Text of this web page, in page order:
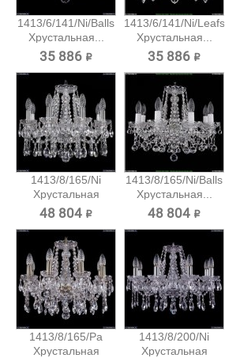
1413/6/141/Ni/Balls
Хрустальная...
35 886 ₽
1413/6/141/Ni/Leafs
Хрустальная...
35 886 ₽
1413/8/165/Ni
Хрустальная
подвесная...
48 804 ₽
1413/8/165/Ni/Balls
Хрустальная...
48 804 ₽
1413/8/165/Pa
Хрустальная
1413/8/200/Ni
Хрустальная